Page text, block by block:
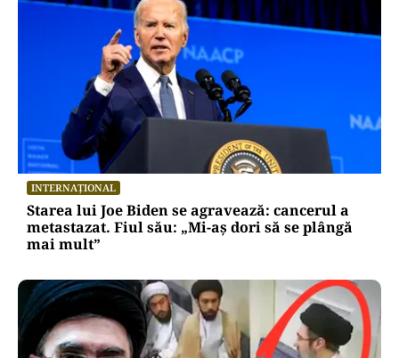
INTERNAȚIONAL
Starea lui Joe Biden se agravează: cancerul a
metastazat. Fiul său: „Mi-aș dori să se plângă
mai mult”